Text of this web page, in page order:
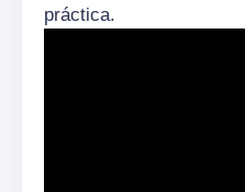
práctica.